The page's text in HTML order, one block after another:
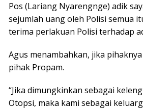
Pos (Lariang Nyarengnge) adik
sejumlah uang oleh Polisi semua
terima perlakuan Polisi terhadap
Agus menambahkan, jika
pihak Propam.
“Jika dimungkinkan sebagai
Otopsi, maka kami sebagai